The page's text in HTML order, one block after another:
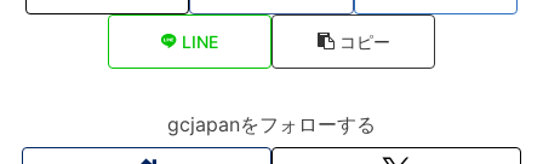
LINE コピー
gcjapanをフォローする